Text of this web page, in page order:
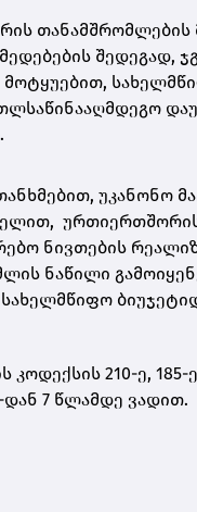
შედეგად,
უკანონო
ნივთების
ნაწილი
210-ე, 185-
დან 7 წლამდე ვადით.